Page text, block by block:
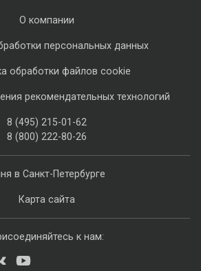
в Санкт-Петербурге
Карта сайта
О компании
персональных данных
обработки файлов cookie
рекомендательных технологий
8 (495) 215-01-62
8 (800) 222-80-26
к нам: